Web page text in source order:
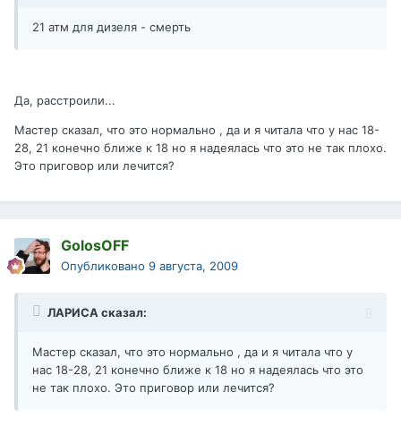
21 атм для дизеля - смерть
Да, расстроили...
Мастер сказал, что это нормально , да и я читала что у нас 18-
28, 21 конечно ближе к 18 но я надеялась что это не так плохо.
Это приговор или лечится?
GolosOFF
Опубликовано 9 августа, 2009
ЛАРИСА сказал:
Мастер сказал, что это нормально , да и я читала что у
нас 18-28, 21 конечно ближе к 18 но я надеялась что это
не так плохо. Это приговор или лечится?